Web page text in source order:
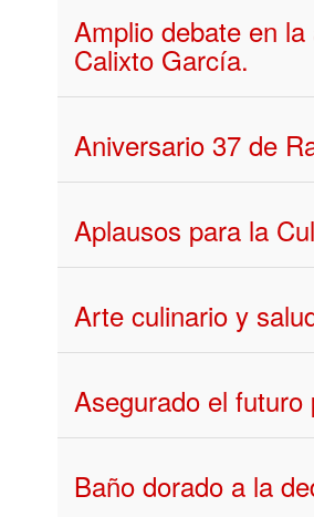
Amplio debate en
Calixto García.
Aniversario 37 de
Aplausos para la
Arte culinario y
Asegurado el
Baño dorado a la